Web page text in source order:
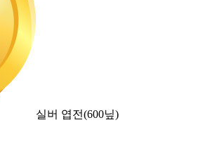
실버 엽전(600닢)